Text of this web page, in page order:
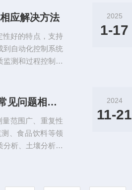
腐蚀性成分，以
应解决方法
性好的特点，支持
到自动化控制系统
测和过程控制中
：1、读数不稳定
2025
1-17
哈希PD1R1PH差分电极在使用过程中的常见问题相应解决方法
范围广、重复性
、食品饮料等领
析、土壤分析、
2024
11-21